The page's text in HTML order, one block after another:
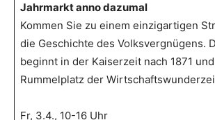
Jahrmarkt anno dazumal
Kommen Sie zu einem einzigartigen
die Geschichte des Volksvergnügens.
beginnt in der Kaiserzeit nach 1871
Rummelplatz der
Fr, 3.4., 10-16 Uhr